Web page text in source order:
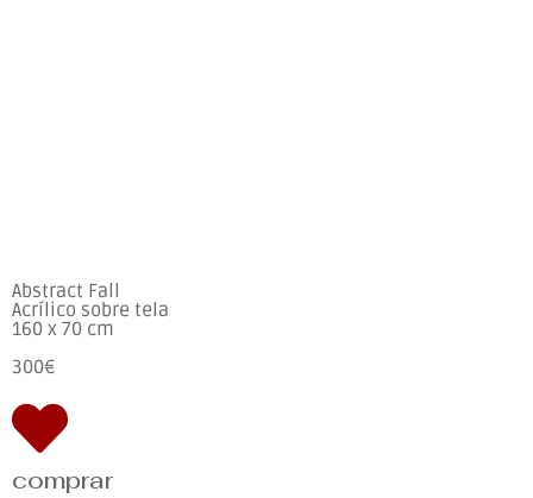
Abstract Fall
Acrílico sobre tela
160 x 70 cm
300€
comprar